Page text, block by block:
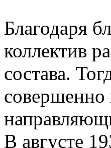
Благодаря
коллектив
состава.
совершенно
В августе